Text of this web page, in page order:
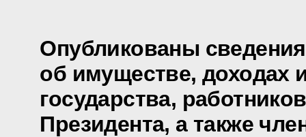
Опубликованы сведения
об имуществе, доходах
государства,
Президента, а также